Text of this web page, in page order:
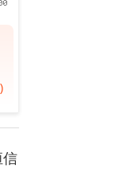
信